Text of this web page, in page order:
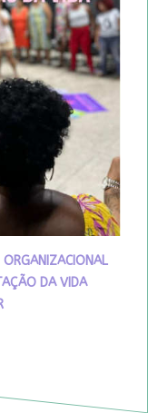
DA VIDA